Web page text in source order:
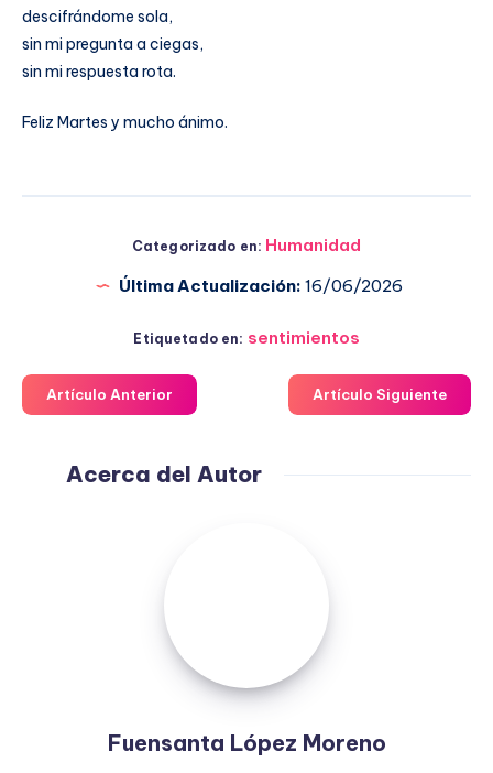
descifrándome sola,
sin mi pregunta a ciegas,
sin mi respuesta rota.
Feliz Martes y mucho ánimo.
Categorizado en: Humanidad
Última Actualización: 16/06/2026
Etiquetado en: sentimientos
Artículo Anterior Artículo Siguiente
Acerca del Autor
Fuensanta López Moreno